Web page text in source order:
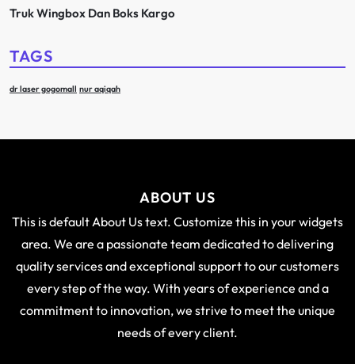
Truk Wingbox Dan Boks Kargo
TAGS
dr laser gogomall nur aqiqah
ABOUT US
This is default About Us text. Customize this in your widgets
area. We are a passionate team dedicated to delivering
quality services and exceptional support to our customers
every step of the way. With years of experience and a
commitment to innovation, we strive to meet the unique
needs of every client.